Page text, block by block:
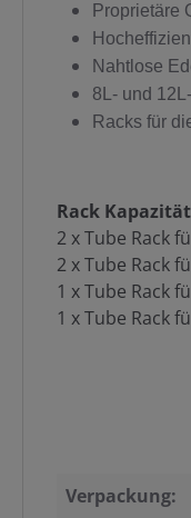
Proprietäre
Nahtlose
8L- und
Racks für
Rack
2 x Tube Rack
2 x Tube Rack
1 x Tube Rack
1 x Tube Rack
Verpackung: